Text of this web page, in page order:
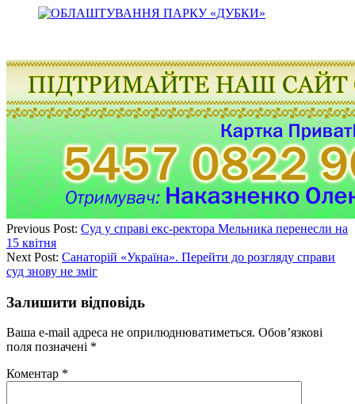
Previous Post: Суд у справі екс-ректора Мельника перенесли на
15 квітня
Next Post: Санаторій «Україна». Перейти до розгляду справи
суд знову не зміг
Залишити відповідь
Ваша e-mail адреса не оприлюднюватиметься. Обов’язкові
поля позначені *
Коментар *